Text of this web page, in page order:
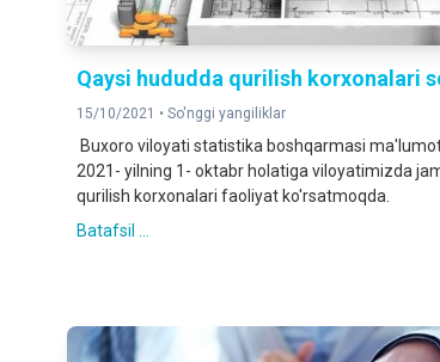
Qaysi hududda qurilish korxonalari
15/10/2021 • So'nggi yangiliklar
Buxoro viloyati statistika boshqarmasi
2021- yilning 1- oktabr holatiga viloyatimizda
qurilish korxonalari faoliyat ko'rsatmoqda.
Batafsil ...